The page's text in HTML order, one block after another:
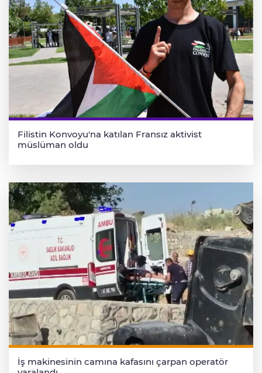
Filistin Konvoyu'na katılan Fransız aktivist
müslüman oldu
İş makinesinin camına kafasını çarpan operatör